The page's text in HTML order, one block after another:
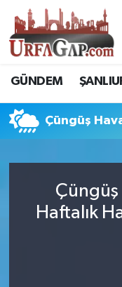
GÜNDEM
Çüngüş
Çüngüş
Haftalık
Nöbetçi
Hava Durumu
Namaz
Trafik Durumu
Süper Lig
Son Dakika